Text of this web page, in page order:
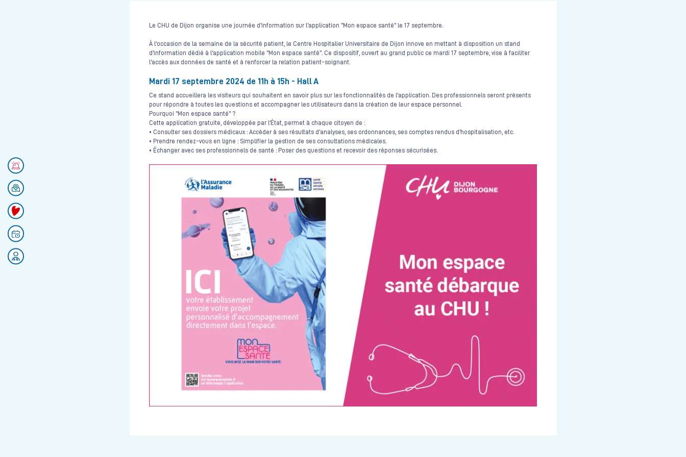
Le CHU de Dijon organise une journée d'information sur l'application "Mon espace santé" le 17 septembre.
À l'occasion de la semaine de la sécurité patient, le Centre Hospitalier Universitaire de Dijon innove en mettant à disposition un stand
d'information dédié à l'application mobile "Mon espace santé". Ce dispositif, ouvert au grand public ce mardi 17 septembre, vise à faciliter
l'accès aux données de santé et à renforcer la relation patient-soignant.
Mardi 17 septembre 2024 de 11h à 15h - Hall A
Ce stand accueillera les visiteurs qui souhaitent en savoir plus sur les fonctionnalités de l'application. Des professionnels seront présents
pour répondre à toutes les questions et accompagner les utilisateurs dans la création de leur espace personnel.
Pourquoi "Mon espace santé" ?
Cette application gratuite, développée par l'État, permet à chaque citoyen de :
• Consulter ses dossiers médicaux : Accéder à ses résultats d'analyses, ses ordonnances, ses comptes rendus d'hospitalisation, etc.
• Prendre rendez-vous en ligne : Simplifier la gestion de ses consultations médicales.
• Échanger avec ses professionnels de santé : Poser des questions et recevoir des réponses sécurisées.